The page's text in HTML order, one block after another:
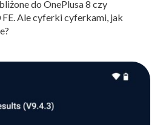
do OnePlusa 8 czy
FE. Ale cyferki cyferkami, jak